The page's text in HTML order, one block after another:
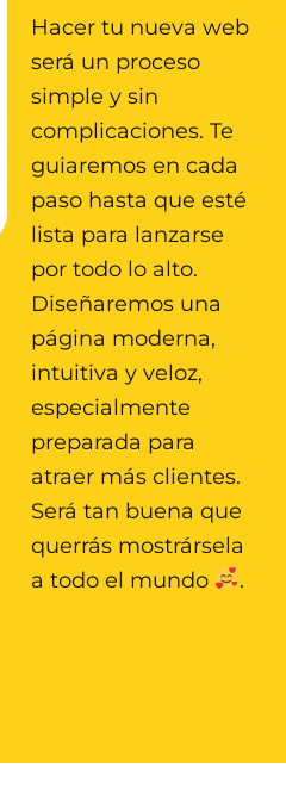
Hacer tu nueva web
será un proceso
simple y sin
complicaciones. Te
guiaremos en cada
paso hasta que esté
lista para lanzarse
por todo lo alto.
Diseñaremos una
página moderna,
intuitiva y veloz,
especialmente
preparada para
atraer más clientes.
Será tan buena que
querrás mostrársela
a todo el mundo
.